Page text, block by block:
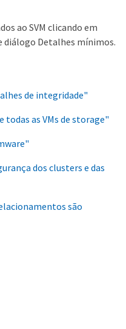
ao SVM clicando em
diálogo Detalhes mínimos.
de integridade"
todas as VMs de storage"
dos clusters e das
são